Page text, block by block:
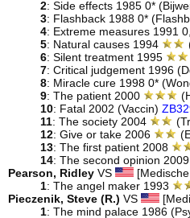
2: Side effects 1985 0*
3: Flashback 1988 0*
4: Extreme measures 1991 0,
5: Natural causes 1994
6: Silent treatment 1995
7: Critical judgement 1996
8: Miracle cure 1998 0*
9: The patient 2000
10: Fatal 2002 (Vaccin)
11: The society 2004
12: Give or take 2006
13: The first patient 2008
14: The second opinion 2009
Pearson, Ridley VS [Medische
1: The angel maker 1993
Pieczenik, Steve (R.) VS
1: The mind palace 1986